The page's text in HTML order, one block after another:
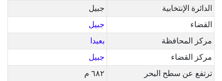
الدائرة الإنتخابية
جبيل
القضاء
جبيل
مركز المحافظة
بعبدا
مركز القضاء
جبيل
ترتفع عن سطح البحر
٦٨٢ م